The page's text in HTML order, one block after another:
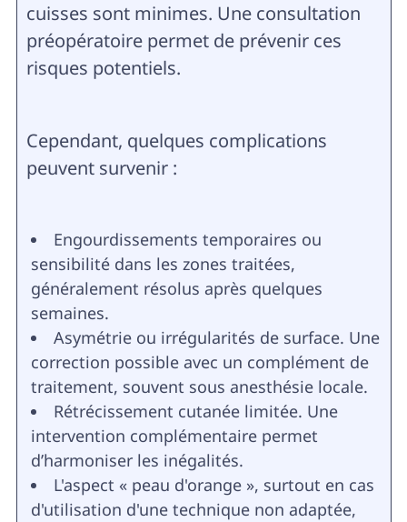
cuisses sont minimes. Une consultation
préopératoire permet de prévenir ces
risques potentiels.
Cependant, quelques complications
peuvent survenir :
Engourdissements temporaires ou
sensibilité dans les zones traitées,
généralement résolus après quelques
semaines.
Asymétrie ou irrégularités de surface. Une
correction possible avec un complément de
traitement, souvent sous anesthésie locale.
Rétrécissement cutanée limitée. Une
intervention complémentaire permet
d’harmoniser les inégalités.
L'aspect « peau d'orange », surtout en cas
d'utilisation d'une technique non adaptée,